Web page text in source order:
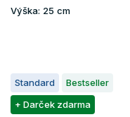
Výška: 25 cm
Standard
Bestseller
+ Darček zdarma